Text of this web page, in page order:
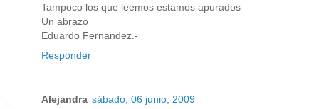
Tampoco los que leemos estamos apurados
Un abrazo
Eduardo Fernandez.-
Responder
Alejandra sábado, 06 junio, 2009